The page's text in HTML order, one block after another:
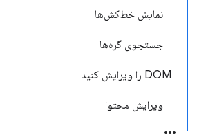
نمایش خط‌کش‌ها
جستجوی گره‌ها
DOM را ویرایش کنید
ویرایش محتوا